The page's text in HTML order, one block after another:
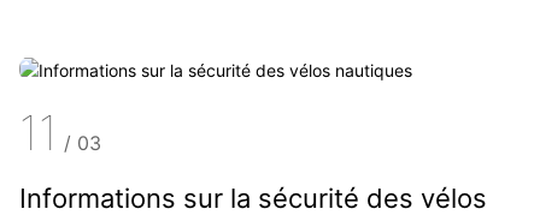
11 / 03
Informations sur la sécurité des vélos